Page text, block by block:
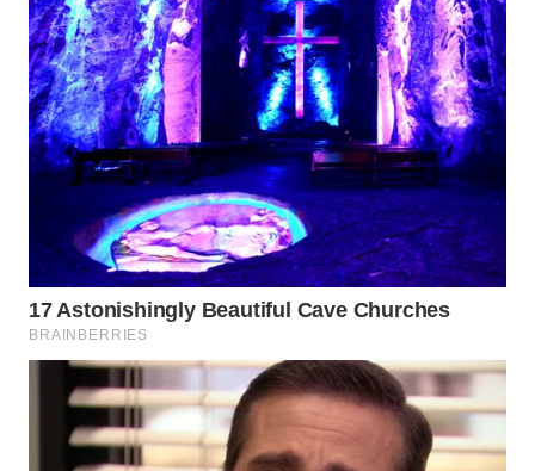
INFRASTRUKTUR
WAHANA
KONSUMEN
WAHANA
LISTRIK
WAHANA
TRAVEL
WAHANA
TV
WAHANANEWS
ID